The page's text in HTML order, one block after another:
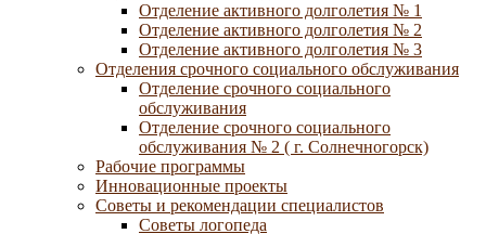
Отделение активного долголетия № 1
Отделение активного долголетия № 2
Отделение активного долголетия № 3
Отделения срочного социального обслуживания
Отделение срочного социального
обслуживания
Отделение срочного социального
обслуживания № 2 ( г. Солнечногорск)
Рабочие программы
Инновационные проекты
Советы и рекомендации специалистов
Советы логопеда